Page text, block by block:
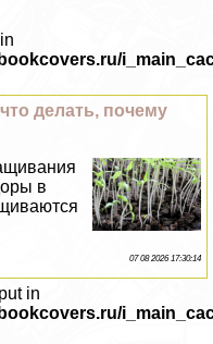
делать, почему
в
07 08 2026 17:30:14
in